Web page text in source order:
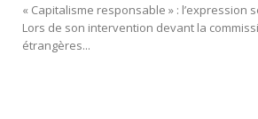
« Capitalisme responsable » : l’expression
Lors de son intervention devant la
étrangères...